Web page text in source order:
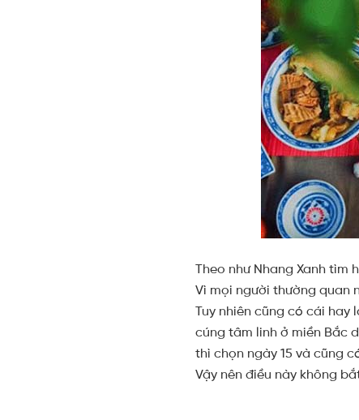
Theo như Nhang Xanh tìm
Vì mọi người thường quan
Tuy nhiên cũng có cái hay
cúng tâm linh ở miền Bắc
thì chọn ngày 15 và cũng
Vậy nên điều này không